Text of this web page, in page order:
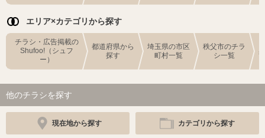
エリア×カテゴリから探す
チラシ・広告掲載の
Shufoo!（シュフ
ー）
都道府県から
探す
埼玉県の市区
町村一覧
秩父市のチラ
シ一覧
他のチラシを探す
現在地から探す カテゴリから探す